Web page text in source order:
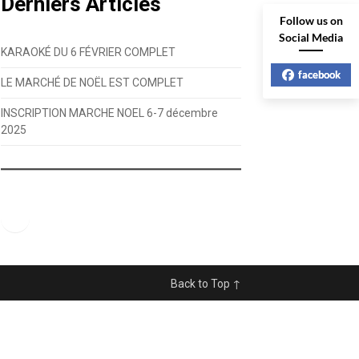
KARAOKÉ DU 6 FÉVRIER COMPLET
LE MARCHÉ DE NOËL EST COMPLET
INSCRIPTION MARCHE NOEL 6-7 décembre
2025
Back to Top ↑
Follow us on
Social Media
facebook